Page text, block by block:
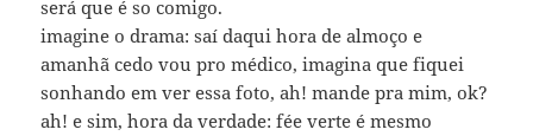
será que é so comigo.
imagine o drama: saí daqui hora de almoço e
amanhã cedo vou pro médico, imagina que fiquei
sonhando em ver essa foto, ah! mande pra mim, ok?
ah! e sim, hora da verdade: fée verte é mesmo